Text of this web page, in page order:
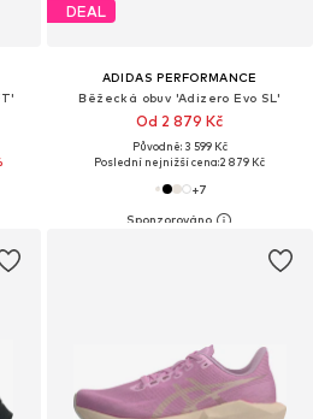
DEAL
ADIDAS PERFORMANCE
Běžecká obuv 'Adizero Evo SL'
Od 2 879 Kč
Původně: 3 599 Kč
Poslední nejnižší cena:2 879 Kč
+7